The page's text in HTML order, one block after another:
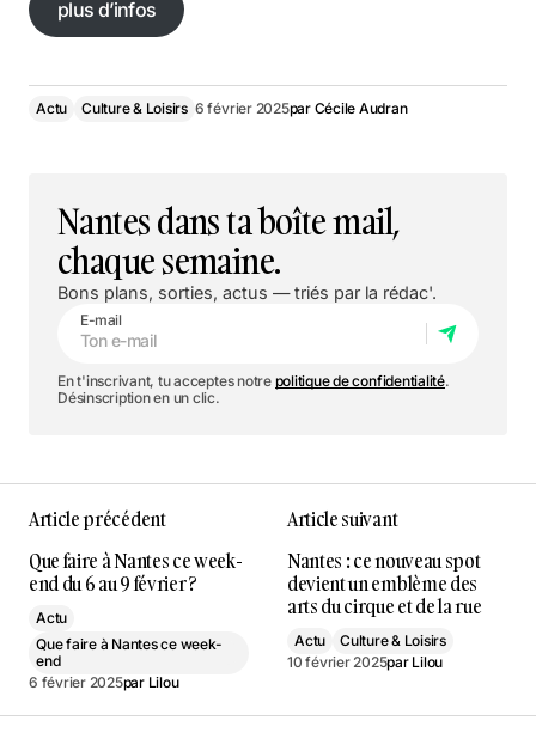
plus d’infos
plus d’infos
Actu Culture & Loisirs 6 février 2025par Cécile Audran
Nantes dans ta boîte mail,
chaque semaine.
Bons plans, sorties, actus — triés par la rédac'.
E-mail
En t'inscrivant, tu acceptes notre politique de confidentialité.
Désinscription en un clic.
Article précédent
Que faire à Nantes ce week-
end du 6 au 9 février ?
Actu
Que faire à Nantes ce week-
end
6 février 2025par Lilou
Article suivant
Nantes : ce nouveau spot
devient un emblème des
arts du cirque et de la rue
Actu
Culture & Loisirs
10 février 2025par Lilou